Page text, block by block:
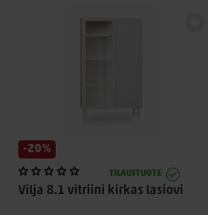
-20%
TILAUSTUOTE
Vilja 8.1 vitriini kirkas lasiovi